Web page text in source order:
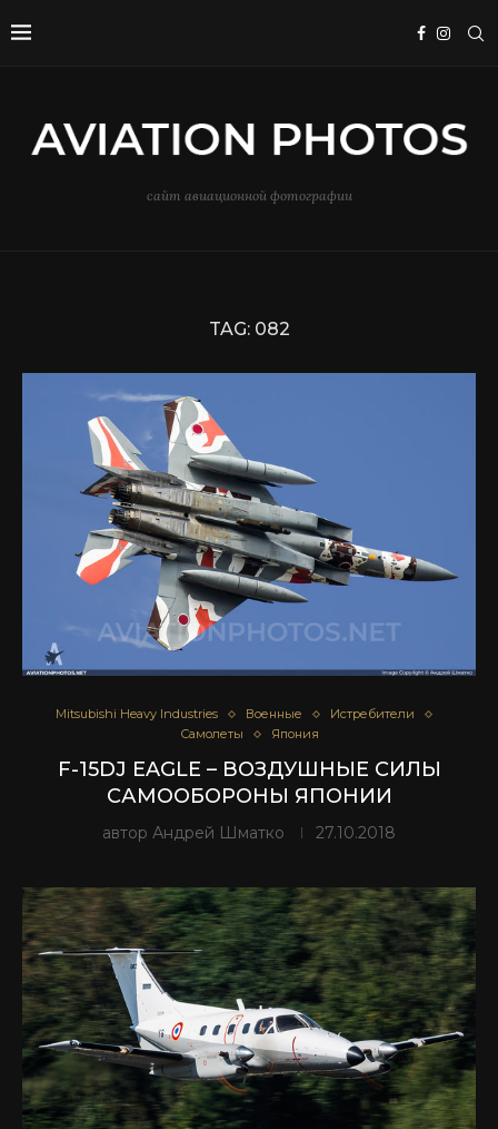
сайт авиационной фотографии
TAG: 082
Mitsubishi Heavy Industries Военные
Истребители
Самолеты
Япония
F-15DJ EAGLE – ВОЗДУШНЫЕ СИЛЫ
САМООБОРОНЫ ЯПОНИИ
автор Андрей Шматко 27.10.2018